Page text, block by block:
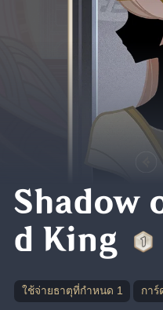
Shadow
d King
ใช้จ่ายธาตุที่กำหนด 1 กา